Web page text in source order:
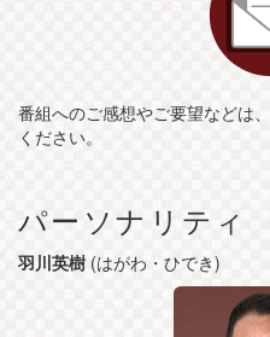
番組へのご感想やご要望などは、
ください。
パーソナリティ
羽川英樹(はがわ・ひでき)